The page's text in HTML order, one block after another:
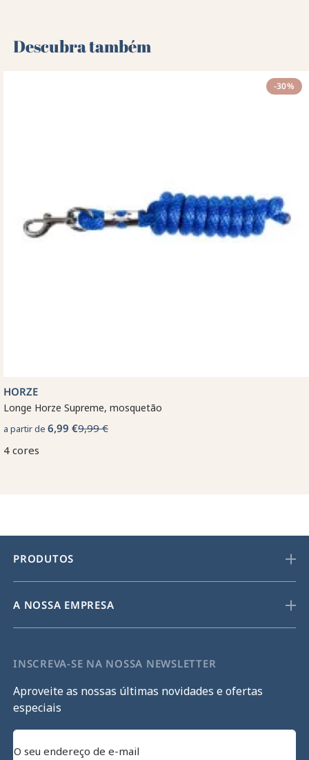
Descubra também 🌻
-30%
HORZE
Longe Horze Supreme, mosquetão
a partir de 6,99 €9,99 €
4 cores
PRODUTOS
A NOSSA EMPRESA
INSCREVA-SE NA NOSSA NEWSLETTER
Aproveite as nossas últimas novidades e ofertas
especiais